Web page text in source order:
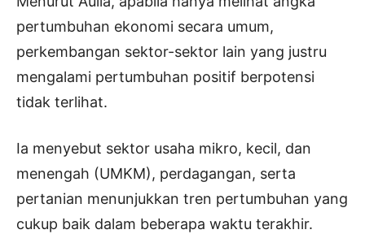
pertumbuhan ekonomi secara umum,
perkembangan sektor-sektor lain yang justru
mengalami pertumbuhan positif berpotensi
tidak terlihat.
Ia menyebut sektor usaha mikro, kecil, dan
menengah (UMKM), perdagangan, serta
pertanian menunjukkan tren pertumbuhan yang
cukup baik dalam beberapa waktu terakhir.